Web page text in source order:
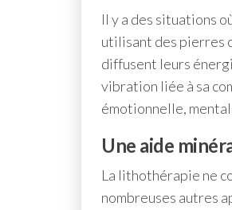
Il y a des situations
utilisant des pierres
diffusent leurs
vibration liée à sa
émotionnelle,
Une aide
La lithothérapie ne
nombreuses autres